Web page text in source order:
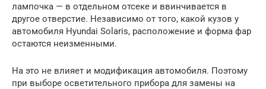
лампочка — в отдельном отсеке и ввинчивается в
другое отверстие. Независимо от того, какой кузов у
автомобиля Hyundai Solaris, расположение и форма фар
остаются неизменными.
На это не влияет и модификация автомобиля. Поэтому
при выборе осветительного прибора для замены на